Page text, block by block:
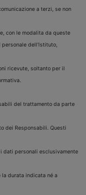
a terzi, se non
con le modalita da queste
dell’lstituto,
ricevute, soltanto per il
del trattamento da parte
dei Responsabili. Questi
dati personali esclusivamente
durata indicata né a